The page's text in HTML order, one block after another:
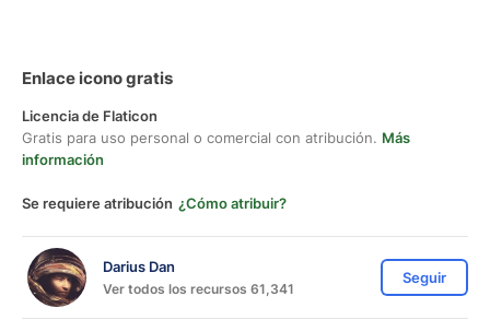
Enlace icono gratis
Licencia de Flaticon
Gratis para uso personal o comercial con atribución. Más
información
Se requiere atribución ¿Cómo atribuir?
Darius Dan
Ver todos los recursos 61,341
Seguir